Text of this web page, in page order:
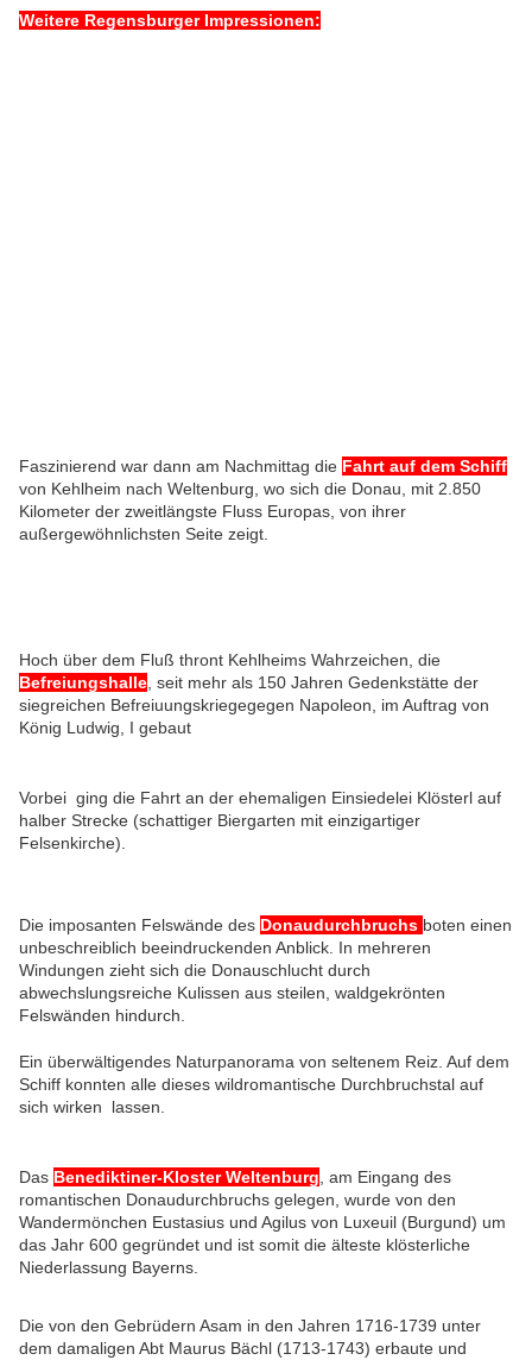
Weitere Regensburger Impressionen:
Faszinierend war dann am Nachmittag die Fahrt auf dem Schiff
von Kehlheim nach Weltenburg, wo sich die Donau, mit 2.850
Kilometer der zweitlängste Fluss Europas, von ihrer
außergewöhnlichsten Seite zeigt.
Hoch über dem Fluß thront Kehlheims Wahrzeichen, die
Befreiungshalle , seit mehr als 150 Jahren Gedenkstätte der
siegreichen Befreiuungskriegegegen Napoleon, im Auftrag von
König Ludwig, I gebaut
Vorbei ging die Fahrt an der ehemaligen Einsiedelei Klösterl auf
halber Strecke (schattiger Biergarten mit einzigartiger
Felsenkirche).
Die imposanten Felswände des Donaudurchbruchs boten einen
unbeschreiblich beeindruckenden Anblick. In mehreren
Windungen zieht sich die Donauschlucht durch
abwechslungsreiche Kulissen aus steilen, waldgekrönten
Felswänden hindurch.
Ein überwältigendes Naturpanorama von seltenem Reiz. Auf dem
Schiff konnten alle dieses wildromantische Durchbruchstal auf
sich wirken lassen.
Das Benediktiner-Kloster Weltenburg , am Eingang des
romantischen Donaudurchbruchs gelegen, wurde von den
Wandermönchen Eustasius und Agilus von Luxeuil (Burgund) um
das Jahr 600 gegründet und ist somit die älteste klösterliche
Niederlassung Bayerns.
Die von den Gebrüdern Asam in den Jahren 1716-1739 unter
dem damaligen Abt Maurus Bächl (1713-1743) erbaute und